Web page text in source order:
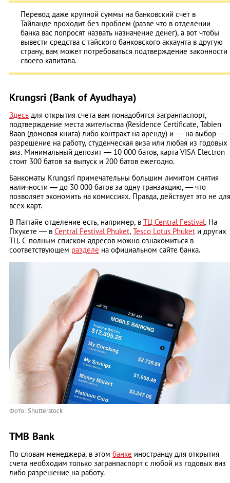
Перевод даже крупной суммы на банковский счет в
Тайланде проходит без проблем (разве что в отделении
банка вас попросят назвать назначение денег), а вот чтобы
вывести средства с тайского банковского аккаунта в другую
страну, вам может потребоваться подтверждение законности
своего капитала.
Krungsri (Bank of Ayudhaya)
Здесь для открытия счета вам понадобится загранпаспорт,
подтверждение места жительства (Residence Certificate, Tabien
Baan (домовая книга) либо контракт на аренду) и ― на выбор ―
разрешение на работу, студенческая виза или любая из годовых
виз. Минимальный депозит ― 10 000 батов, карта VISA Electron
стоит 300 батов за выпуск и 200 батов ежегодно.
Банкоматы Krungsri примечательны большим лимитом снятия
наличности ― до 30 000 батов за одну транзакцию, ― что
позволяет экономить на комиссиях. Правда, действует это не для
всех карт.
В Паттайе отделение есть, например, в ТЦ Central Festival. На
Пхукете ― в Central Festival Phuket, Tesco Lotus Phuket и других
ТЦ. С полным списком адресов можно ознакомиться в
соответствующем разделе на официальном сайте банка.
Фото: Shutterstock
TMB Bank
По словам менеджера, в этом банке иностранцу для открытия
счета необходим только загранпаспорт с любой из годовых виз
либо разрешение на работу.